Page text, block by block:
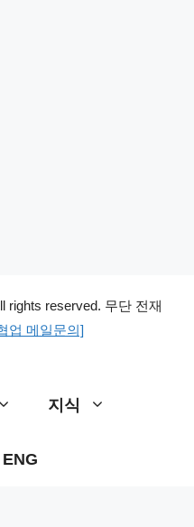
rights reserved. 무단 전재
업 메일문의]
지식
ENG